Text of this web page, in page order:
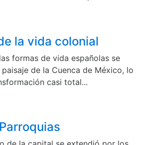
la vida colonial
formas de vida españolas se
de la Cuenca de México, lo
casi total...